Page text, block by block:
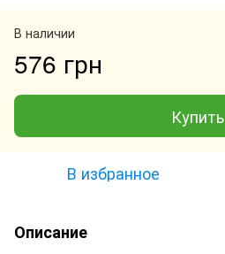
В наличии
576 грн
Купить
В избранное
Описание